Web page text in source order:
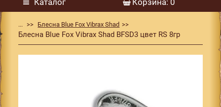
Каталог Корзина: 0
... Блесна Blue Fox Vibrax Shad
Блесна Blue Fox Vibrax Shad BFSD3 цвет RS 8гр